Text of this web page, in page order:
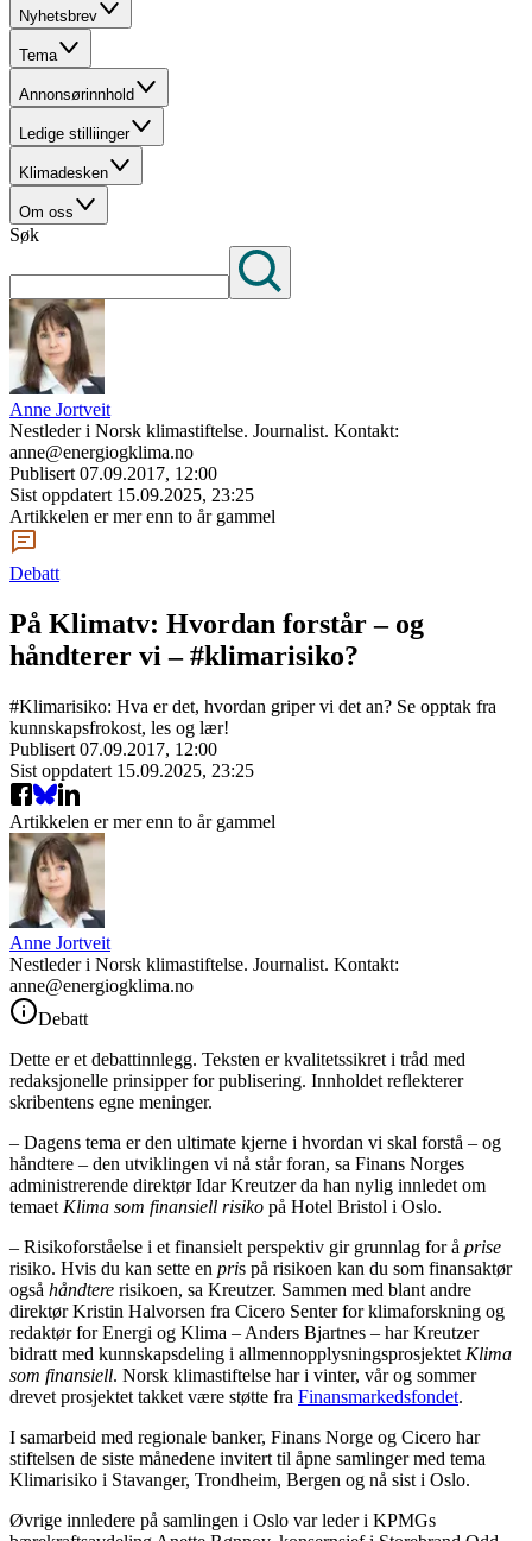
Nyhetsbrev
Tema
Annonsørinnhold
Ledige stilliinger
Klimadesken
Om oss
Søk
Anne Jortveit
Nestleder i Norsk klimastiftelse. Journalist. Kontakt:
anne@energiogklima.no
Publisert 07.09.2017, 12:00
Sist oppdatert 15.09.2025, 23:25
Artikkelen er mer enn to år gammel
Debatt
På Klimatv: Hvordan forstår – og
håndterer vi – #klimarisiko?
#Klimarisiko: Hva er det, hvordan griper vi det an? Se opptak fra
kunnskapsfrokost, les og lær!
Publisert 07.09.2017, 12:00
Sist oppdatert 15.09.2025, 23:25
Artikkelen er mer enn to år gammel
Anne Jortveit
Nestleder i Norsk klimastiftelse. Journalist. Kontakt:
anne@energiogklima.no
Debatt
Dette er et debattinnlegg. Teksten er kvalitetssikret i tråd med
redaksjonelle prinsipper for publisering. Innholdet reflekterer
skribentens egne meninger.
– Dagens tema er den ultimate kjerne i hvordan vi skal forstå – og
håndtere – den utviklingen vi nå står foran, sa Finans Norges
administrerende direktør Idar Kreutzer da han nylig innledet om
temaet Klima som finansiell risiko på Hotel Bristol i Oslo.
– Risikoforståelse i et finansielt perspektiv gir grunnlag for å prise
risiko. Hvis du kan sette en pris på risikoen kan du som finansaktør
også håndtere risikoen, sa Kreutzer. Sammen med blant andre
direktør Kristin Halvorsen fra Cicero Senter for klimaforskning og
redaktør for Energi og Klima – Anders Bjartnes – har Kreutzer
bidratt med kunnskapsdeling i allmennopplysningsprosjektet Klima
som finansiell. Norsk klimastiftelse har i vinter, vår og sommer
drevet prosjektet takket være støtte fra Finansmarkedsfondet.
I samarbeid med regionale banker, Finans Norge og Cicero har
stiftelsen de siste månedene invitert til åpne samlinger med tema
Klimarisiko i Stavanger, Trondheim, Bergen og nå sist i Oslo.
Øvrige innledere på samlingen i Oslo var leder i KPMGs